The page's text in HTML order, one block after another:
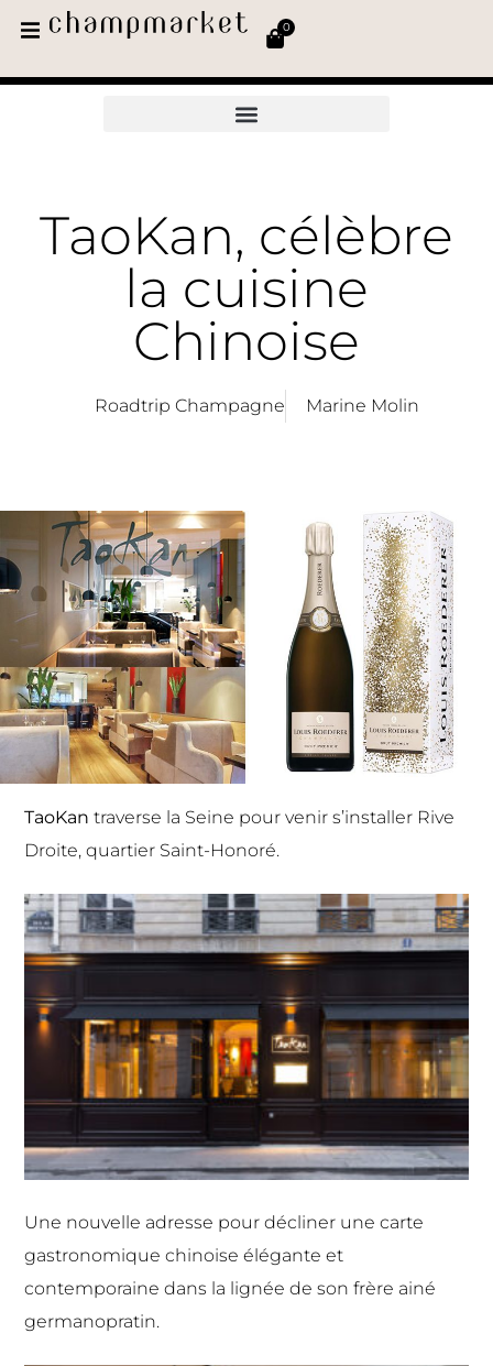
0
TaoKan, célèbre
la cuisine
Chinoise
Roadtrip Champagne Marine Molin
TaoKan traverse la Seine pour venir s’installer Rive
Droite, quartier Saint-Honoré.
Une nouvelle adresse pour décliner une carte
gastronomique chinoise élégante et
contemporaine dans la lignée de son frère ainé
germanopratin.